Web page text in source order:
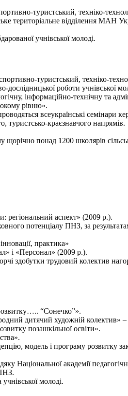
туристський, техніко-
територіальне відділення МАН
учнівської молоді.
туристський, техніко-
роботи учнівської
інформаційно-технічну та
рівню».
всеукраїнські семінари
туристсько-краєзнавчого напрямів.
щорічно понад 1200 школярів
регіональний аспект» (2009 р.).
потенціалу ПНЗ, за
практика»
і «Персонал» (2009 р.).
здобутки трудовий колектив
“Сонечко”».
дитячий художній колектив» –
позашкільної освіти».
модель і програму розвитку
Національної академії
молоді.